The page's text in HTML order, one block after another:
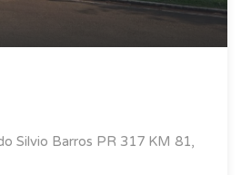
Silvio Barros PR 317 KM 81,